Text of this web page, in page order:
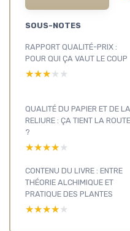
SOUS-NOTES
RAPPORT QUALITÉ-PRIX :
POUR QUI ÇA VAUT LE COUP
★★★★★
★★★★★
QUALITÉ DU PAPIER ET DE LA
RELIURE : ÇA TIENT LA ROUTE
?
★★★★★
★★★★★
CONTENU DU LIVRE : ENTRE
THÉORIE ALCHIMIQUE ET
PRATIQUE DES PLANTES
★★★★★
★★★★★